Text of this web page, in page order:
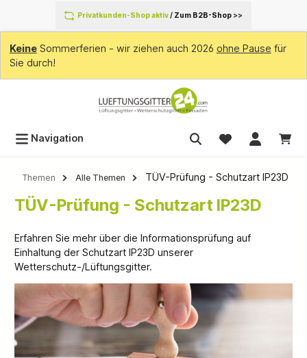
springen Privatkunden-Shop aktiv/ Zum B2B-Shop >>
KeineSommerferien - wir ziehen auch 2026 ohne Pause für
Sie durch!
Navigation
Themen Alle Themen TÜV-Prüfung - Schutzart IP23D
TÜV-Prüfung - Schutzart IP23D
Erfahren Sie mehr über die Informationsprüfung auf
Einhaltung der Schutzart IP23D unserer
Wetterschutz-/Lüftungsgitter.